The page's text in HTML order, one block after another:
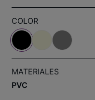
COLOR
MATERIALES
PVC